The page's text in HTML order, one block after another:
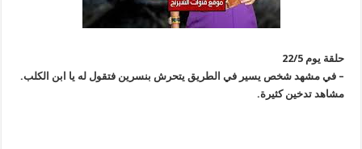
حلقة يوم 22/5
– في مشهد شخص يسير في الطريق يتحرش بنسرين فتقول له يا ابن الكلب.
مشاهد تدخين كثيرة.